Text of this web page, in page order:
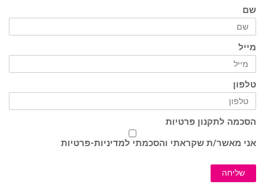
שם
מייל
טלפון
הסכמה לתקנון פרטיות
אני מאשר/ת שקראתי והסכמתי למדיניות-פרטיות
שליחה